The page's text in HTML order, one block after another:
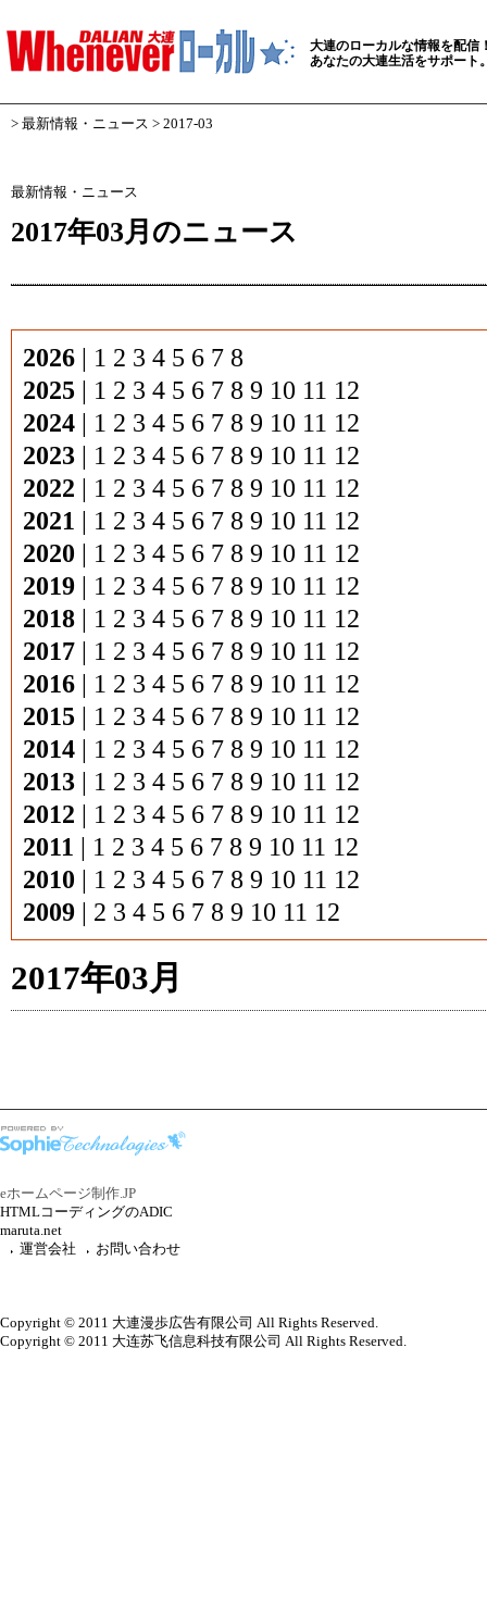
大連のローカルな情報を配信
あなたの大連生活をサポート
> 最新情報・ニュース > 2017-03
最新情報・ニュース
2017年03月のニュース
2026 | 1 2 3 4 5 6 7 8
2025 | 1 2 3 4 5 6 7 8 9 10 11 12
2024 | 1 2 3 4 5 6 7 8 9 10 11 12
2023 | 1 2 3 4 5 6 7 8 9 10 11 12
2022 | 1 2 3 4 5 6 7 8 9 10 11 12
2021 | 1 2 3 4 5 6 7 8 9 10 11 12
2020 | 1 2 3 4 5 6 7 8 9 10 11 12
2019 | 1 2 3 4 5 6 7 8 9 10 11 12
2018 | 1 2 3 4 5 6 7 8 9 10 11 12
2017 | 1 2 3 4 5 6 7 8 9 10 11 12
2016 | 1 2 3 4 5 6 7 8 9 10 11 12
2015 | 1 2 3 4 5 6 7 8 9 10 11 12
2014 | 1 2 3 4 5 6 7 8 9 10 11 12
2013 | 1 2 3 4 5 6 7 8 9 10 11 12
2012 | 1 2 3 4 5 6 7 8 9 10 11 12
2011 | 1 2 3 4 5 6 7 8 9 10 11 12
2010 | 1 2 3 4 5 6 7 8 9 10 11 12
2009 | 2 3 4 5 6 7 8 9 10 11 12
2017年03月
eホームページ制作.JP
HTMLコーディングのADIC
maruta.net
運営会社
お問い合わせ
Copyright © 2011 大連漫歩広告有限公司 All Rights Reserved.
Copyright © 2011 大连苏飞信息科技有限公司 All Rights Reserved.